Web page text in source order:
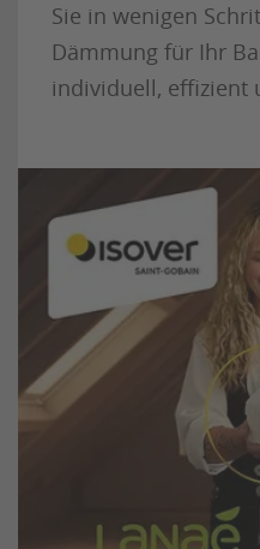
Sie in wenigen
Dämmung für Ihr
individuell, effizient